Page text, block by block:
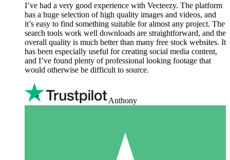
I’ve had a very good experience with Vecteezy. The platform
has a huge selection of high quality images and videos, and
it’s easy to find something suitable for almost any project. The
search tools work well downloads are straightforward, and the
overall quality is much better than many free stock websites. It
has been especially useful for creating social media content,
and I’ve found plenty of professional looking footage that
would otherwise be difficult to source.
Anthony